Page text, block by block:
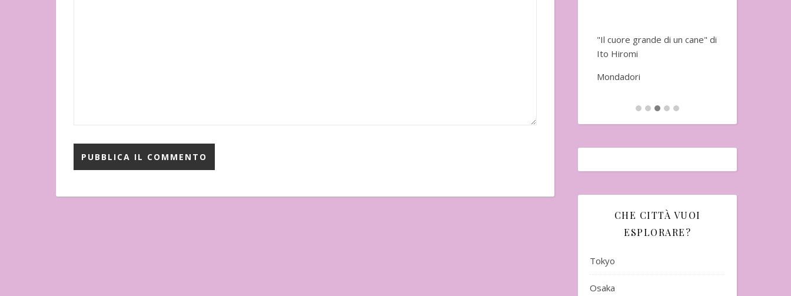
"Il cuore grande di un cane" di
Ito Hiromi
Mondadori
CHE CITTÀ VUOI
ESPLORARE?
Tokyo
Osaka